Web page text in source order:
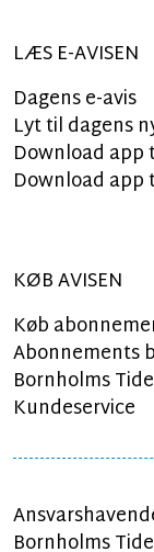
LÆS E-AVISEN
Dagens e-avis
Lyt til dagens
Download app
Download app
KØB AVISEN
Køb
Abonnements
Bornholms
Kundeservice
Bornholms